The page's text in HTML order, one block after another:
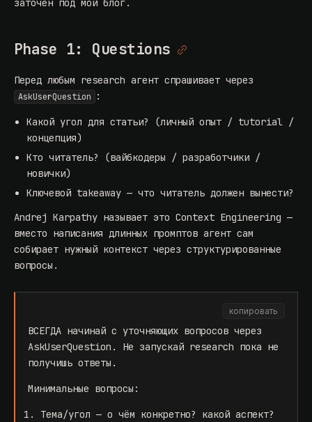
заточен под мой блог.
Phase 1: Questions
Перед любым research агент спрашивает через
AskUserQuestion :
Какой угол для статьи? (личный опыт / tutorial /
концепция)
Кто читатель? (вайбкодеры / разработчики /
новички)
Ключевой takeaway — что читатель должен вынести?
Andrej Karpathy называет это Context Engineering —
вместо написания длинных промптов агент сам
собирает нужный контекст через структурированные
вопросы.
копировать
ВСЕГДА начинай с уточняющих вопросов через
AskUserQuestion. Не запускай research пока не
получишь ответы.
Минимальные вопросы:
Тема/угол — о чём конкретно? какой аспект?